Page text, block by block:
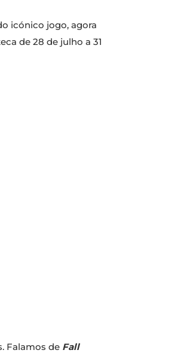
icónico jogo, agora
de 28 de julho a 31
Falamos de Fall